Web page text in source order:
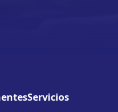
Servicios